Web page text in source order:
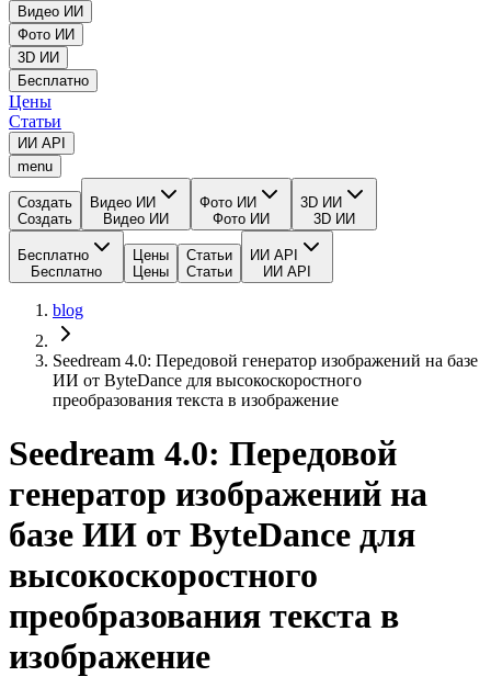
Видео ИИ
Фото ИИ
3D ИИ
Бесплатно
Цены
Статьи
ИИ API
menu
Создать
Создать
Видео ИИ
Видео ИИ
Фото ИИ
Фото ИИ
3D ИИ
3D ИИ
Бесплатно
Бесплатно
Цены
Цены
Статьи
Статьи
ИИ API
ИИ API
blog
Seedream 4.0: Передовой генератор изображений на базе
ИИ от ByteDance для высокоскоростного
преобразования текста в изображение
Seedream 4.0: Передовой
генератор изображений на
базе ИИ от ByteDance для
высокоскоростного
преобразования текста в
изображение